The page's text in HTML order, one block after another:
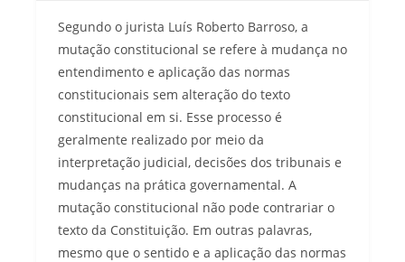
Segundo o jurista Luís Roberto Barroso, a
mutação constitucional se refere à mudança no
entendimento e aplicação das normas
constitucionais sem alteração do texto
constitucional em si. Esse processo é
geralmente realizado por meio da
interpretação judicial, decisões dos tribunais e
mudanças na prática governamental. A
mutação constitucional não pode contrariar o
texto da Constituição. Em outras palavras,
mesmo que o sentido e a aplicação das normas